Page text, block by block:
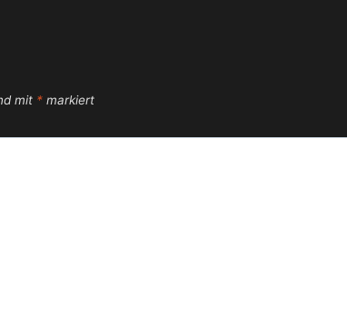
mit * markiert